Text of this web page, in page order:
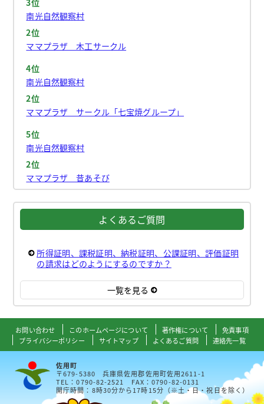
南光自然観察村
2位
ママプラザ 木工サークル
4位
南光自然観察村
2位
ママプラザ サークル「七宝焼グループ」
5位
南光自然観察村
2位
ママプラザ 昔あそび
よくあるご質問
所得証明、課税証明、納税証明、公課証明、評価証明
の請求はどのようにするのですか？
一覧を見る
お問い合わせ このホームページについて 著作権について
免責事項
プライバシーポリシー
サイトマップ よくあるご質問 連絡先一覧
佐用町
〒679-5380 兵庫県佐用郡佐用町佐用2611-1
TEL：0790-82-2521 FAX：0790-82-0131
開庁時間：8時30分から17時15分（※土・日・祝日を除く）